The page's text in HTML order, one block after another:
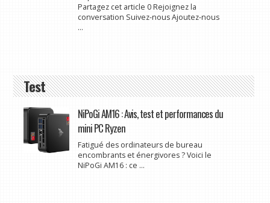
Partagez cet article 0 Rejoignez la
conversation Suivez-nous Ajoutez-nous
...
Test
NiPoGi AM16 : Avis, test et performances du
mini PC Ryzen
Fatigué des ordinateurs de bureau
encombrants et énergivores ? Voici le
NiPoGi AM16 : ce ...